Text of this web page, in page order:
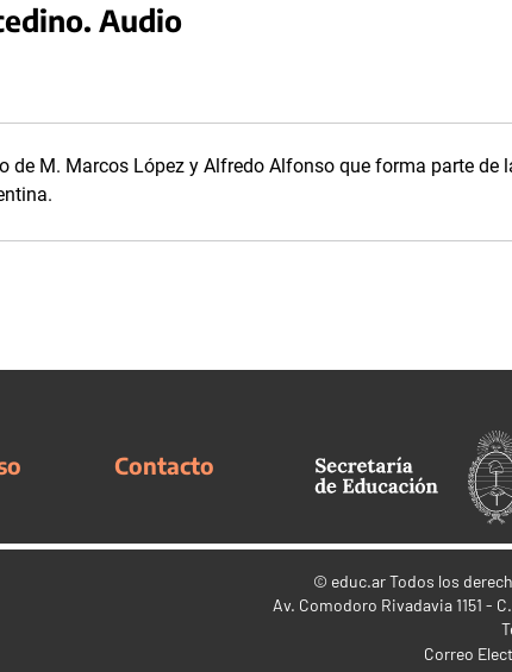
Audio
de M. Marcos López y Alfredo Alfonso que forma parte de
Contacto
© educ.arTodos los
Av. Comodoro Rivadavia 1151 -
Correo